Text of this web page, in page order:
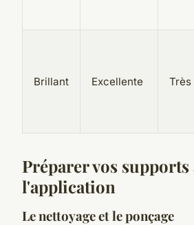
Brillant Excellente
Préparer vos supports
l'application
Le nettoyage et le ponçage